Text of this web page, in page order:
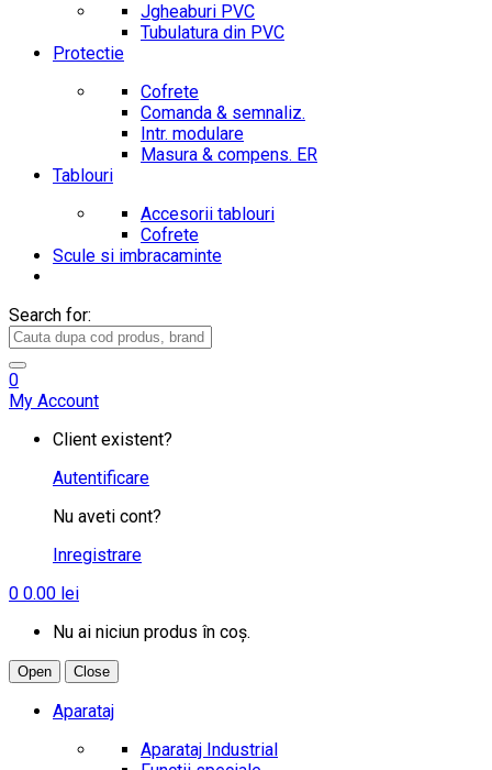
Jgheaburi PVC
Tubulatura din PVC
Protectie
Cofrete
Comanda & semnaliz.
Intr. modulare
Masura & compens. ER
Tablouri
Accesorii tablouri
Cofrete
Scule si imbracaminte
Search for:
0
My Account
Client existent?
Autentificare
Nu aveti cont?
Inregistrare
0 0.00 lei
Nu ai niciun produs în coș.
Open Close
Aparataj
Aparataj Industrial